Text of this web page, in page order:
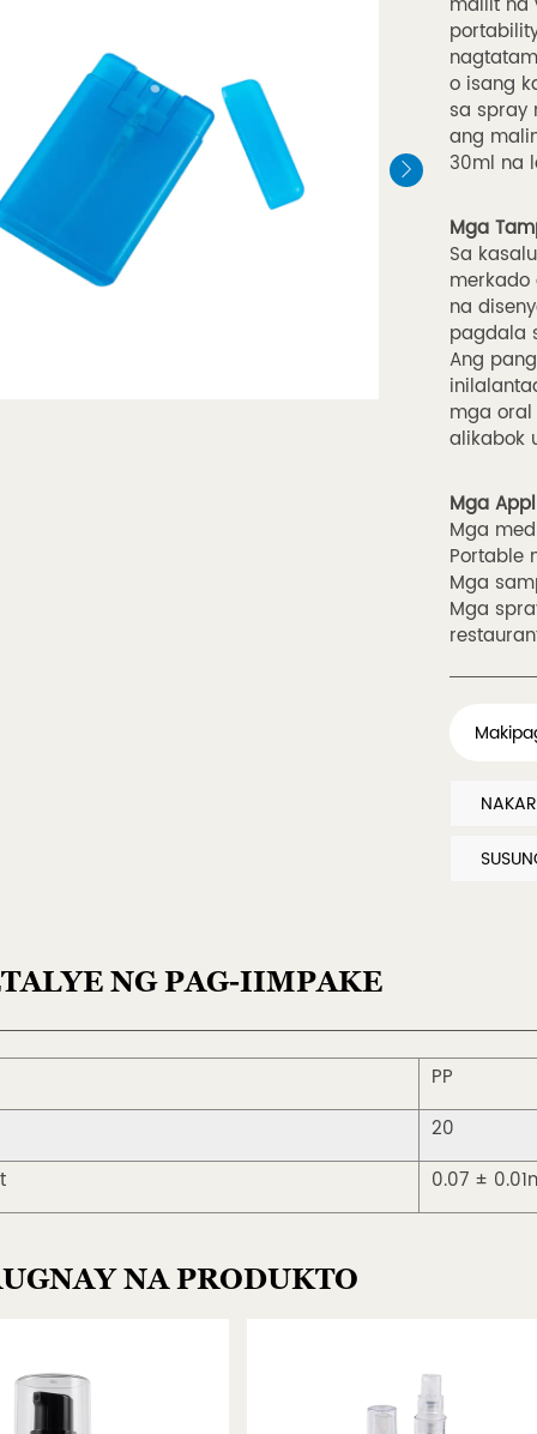
o isang
sa spray
ang
30ml na
Mga
Sa
na
pagdala
Ang
mga
alikabok
Mga
Mga
Portable
Mga
Mga
NG PAG-IIMPAKE
PP
20
0.07 ±
NA PRODUKTO